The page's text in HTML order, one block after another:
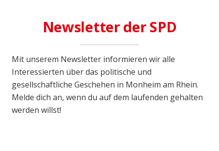
Newsletter der SPD
Mit unserem Newsletter informieren wir alle
Interessierten über das politische und
gesellschaftliche Geschehen in Monheim am Rhein.
Melde dich an, wenn du auf dem laufenden gehalten
werden willst!